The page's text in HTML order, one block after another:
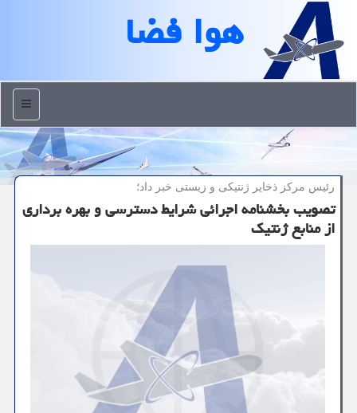
هوا فضا
منو
رئیس مركز ذخایر ژنتیكی و زیستی خبر داد؛
تصویب بخشنامه اجرائی شرایط دسترسی و بهره برداری
از منابع ژنتیك